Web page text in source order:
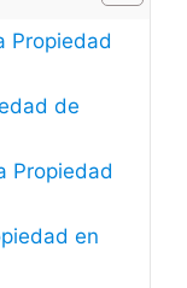
Propiedad
de
Propiedad
en